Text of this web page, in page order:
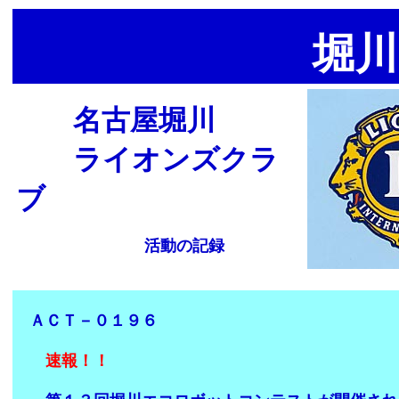
堀
名古屋堀川
ライオンズクラ
ブ
活動の記録
ＡＣＴ－０１９６
速報！！